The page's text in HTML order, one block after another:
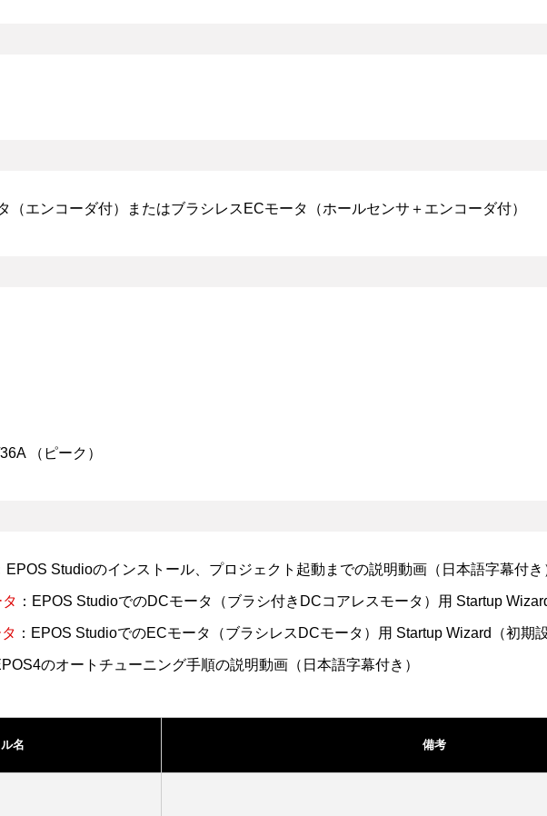
（エンコーダ付）またはブラシレスECモータ（ホールセンサ＋エンコーダ付）
（ピーク）
EPOS Studioのインストール、プロジェクト起動までの説明動画（日本語字幕付き
：EPOS StudioでのDCモータ（ブラシ付きDCコアレスモータ）用 Startup
：EPOS StudioでのECモータ（ブラシレスDCモータ）用 Startup Wizard（初期
のオートチューニング手順の説明動画（日本語字幕付き）
名 備考